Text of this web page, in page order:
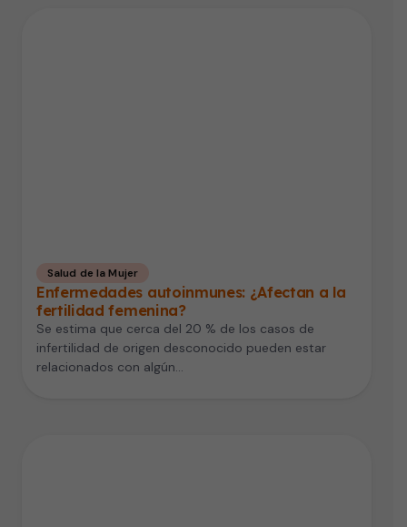
Salud de la Mujer
Enfermedades autoinmunes: ¿Afectan a la
fertilidad femenina?
Se estima que cerca del 20 % de los casos de
infertilidad de origen desconocido pueden estar
relacionados con algún…